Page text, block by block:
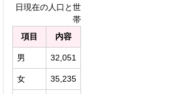
日現在の人口と世
帯
項目
内容
男 32,051
女 35,235